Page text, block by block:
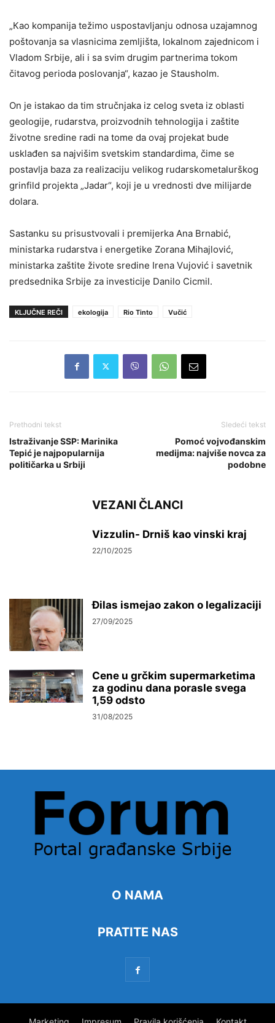
„Кao kompanija težimo uspostavljanju odnosa uzajamnog
poštovanja sa vlasnicima zemljišta, lokalnom zajednicom i
Vladom Srbije, ali i sa svim drugim partnerima tokom
čitavog perioda poslovanja“, kazao je Stausholm.
On je istakao da tim stručnjaka iz celog sveta iz oblasti
geologije, rudarstva, proizvodnih tehnologija i zaštite
životne sredine radi na tome da ovaj projekat bude
usklađen sa najvišim svetskim standardima, čime se
postavlja baza za realizaciju velikog rudarskometalurškog
grinfild projekta „Jadar“, koji je u vrednosti dve milijarde
dolara.
Sastanku su prisustvovali i premijerka Ana Brnabić,
ministarka rudarstva i energetike Zorana Mihajlović,
ministarka zaštite živote sredine Irena Vujović i savetnik
predsednika Srbije za investicije Danilo Cicmil.
KLJUČNE REČI ekologija Rio Tinto Vučić
Prethodni tekst
Istraživanje SSP: Marinika
Tepić je najpopularnija
političarka u Srbiji
Sledeći tekst
Pomoć vojvođanskim
medijma: najviše novca za
podobne
VEZANI ČLANCI
Vizzulin- Drniš kao vinski kraj
22/10/2025
Đilas ismejao zakon o legalizaciji
27/09/2025
Cene u grčkim supermarketima
za godinu dana porasle svega
1,59 odsto
31/08/2025
O NAMA
PRATITE NAS